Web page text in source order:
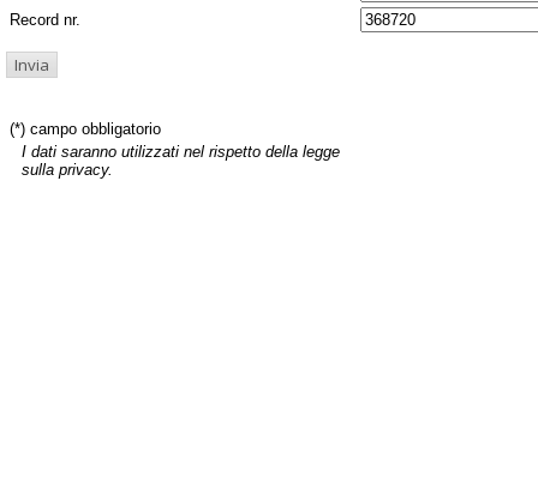
Record nr.
(*) campo obbligatorio
I dati saranno utilizzati nel rispetto della legge
sulla privacy.